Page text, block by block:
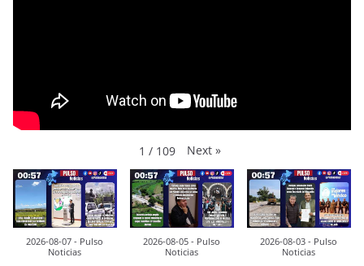
1 / 109 Next »
2026-08-07 - Pulso
Noticias
2026-08-05 - Pulso
Noticias
2026-08-03 - Pulso
Noticias